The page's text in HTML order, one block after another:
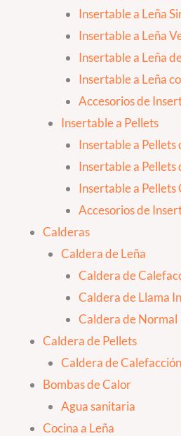
Insertable a Leña
Insertable a Leña
Insertable a Leña
Insertable a Leña
Accesorios de
Insertable a Pellets
Insertable a
Insertable a
Insertable a Pellets
Accesorios de
Calderas
Caldera de Leña
Caldera de
Caldera de Llama
Caldera de Normal
Caldera de Pellets
Caldera de
Bombas de Calor
Agua sanitaria
Cocina a Leña